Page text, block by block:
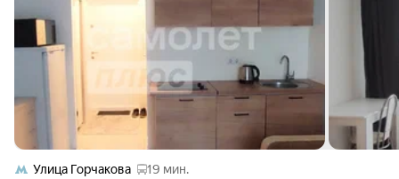
Улица Горчакова
19 мин.